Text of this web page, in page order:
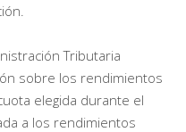
Tributaria
sobre los rendimientos
elegida durante el
a los rendimientos